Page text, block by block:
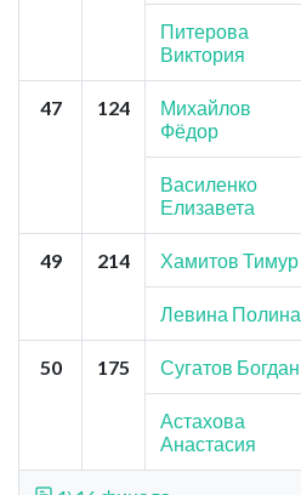
Питерова
Виктория
47 124
Михайлов
Фёдор
Василенко
Елизавета
49 214 Хамитов Тимур
Левина Полина
50 175 Сугатов Богдан
Астахова
Анастасия